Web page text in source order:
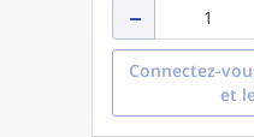
Connectez-
et